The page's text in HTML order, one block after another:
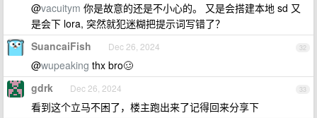
@vacuitym 你是故意的还是不小心的。 又是会搭建本地 sd 又
是会下 lora, 突然就犯迷糊把提示词写错了？
32
SuancaiFish Dec 26, 2024
@wupeaking thx bro🥴
33
gdrk Dec 26, 2024
看到这个立马不困了，楼主跑出来了记得回来分享下